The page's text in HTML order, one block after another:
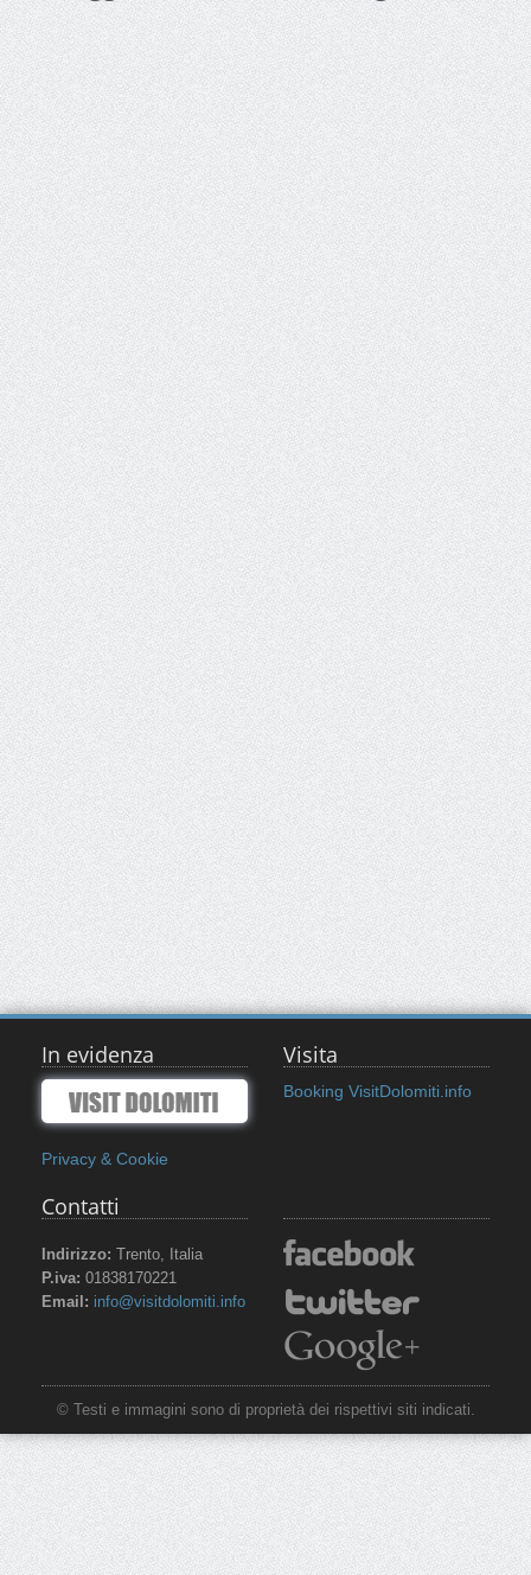
In evidenza
Privacy & Cookie
Visita
Booking VisitDolomiti.info
Contatti
Indirizzo: Trento, Italia
P.iva: 01838170221
Email: info@visitdolomiti.info
© Testi e immagini sono di proprietà dei rispettivi siti indicati.